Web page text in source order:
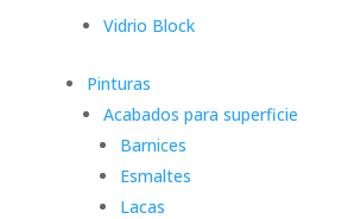
Vidrio Block
Pinturas
Acabados para superficie
Barnices
Esmaltes
Lacas